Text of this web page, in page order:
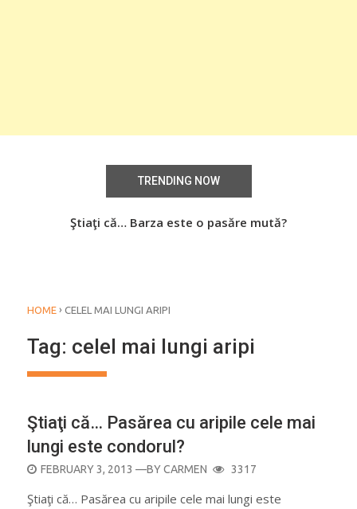
TRENDING NOW
Ştiaţi că… Barza este o pasăre mută?
HOME › CELEL MAI LUNGI ARIPI
Tag: celel mai lungi aripi
Ştiaţi că… Pasărea cu aripile cele mai
lungi este condorul?
POSTED
FEBRUARY 3, 2013 —BYCARMEN 3317
Ştiaţi că… Pasărea cu aripile cele mai lungi este